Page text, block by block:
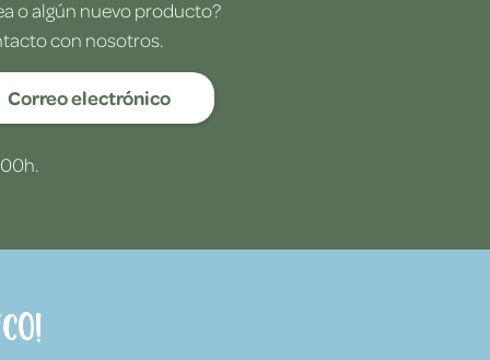
o algún nuevo producto?
con nosotros.
Correo electrónico